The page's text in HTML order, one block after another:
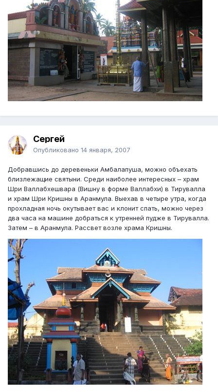
Сергей
Опубликовано 14 января, 2007
Добравшись до деревеньки Амбалапуша, можно объехать
близлежащие святыни. Среди наиболее интересных – храм
Шри Валлабхешвара (Вишну в форме Валлабхи) в Тирувалла
и храм Шри Кришны в Аранмула. Выехав в четыре утра, когда
прохладная ночь окутывает вас и клонит спать, можно через
два часа на машине добраться к утренней пудже в Тирувалла.
Затем – в Аранмула. Рассвет возле храма Кришны.